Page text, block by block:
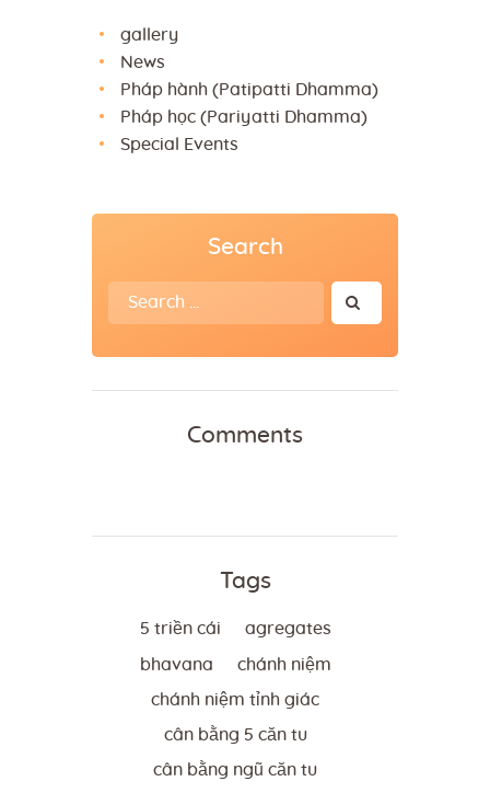
gallery
News
Pháp hành (Patipatti Dhamma)
Pháp học (Pariyatti Dhamma)
Special Events
Search
Search
for:
Comments
Tags
5 triền cái agregates
bhavana chánh niệm
chánh niệm tỉnh giác
cân bằng 5 căn tu
cân bằng ngũ căn tu